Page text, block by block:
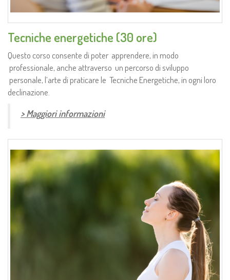
Tecniche energetiche (30 ore)
Questo corso consente di poter apprendere, in modo
professionale, anche attraverso un percorso di sviluppo
personale, l’arte di praticare le Tecniche Energetiche, in ogni loro
declinazione.
> Maggiori informazioni